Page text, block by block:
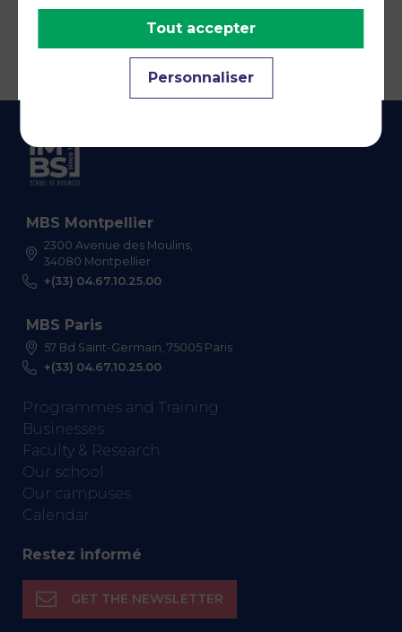
MBS Montpellier
2300 Avenue des Moulins,
34080 Montpellier
+(33) 04.67.10.25.00
MBS Paris
57 Bd Saint-Germain, 75005 Paris
+(33) 04.67.10.25.00
Programmes and Training
Businesses
Faculty & Research
Our school
Our campuses
Calendar
Restez informé
GET THE NEWSLETTER
Personnaliser
Tout accepter